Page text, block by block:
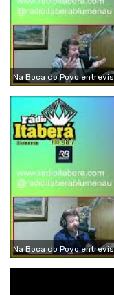
Na Boca do Povo
Na Boca do Povo